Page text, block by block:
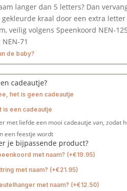
langer dan 5 letters? Dan
gekleurde kraal door een extra letter
veilig volgens Speenkoord NEN-
71
de baby?
cadeautje?
het is geen cadeautje
is een cadeautje
met liefde een mooi cadeautje van, zodat
een feestje wordt
je bijpassende product?
met naam? (+€19.95)
met naam? (+€21.95)
met naam? (+€12.50)